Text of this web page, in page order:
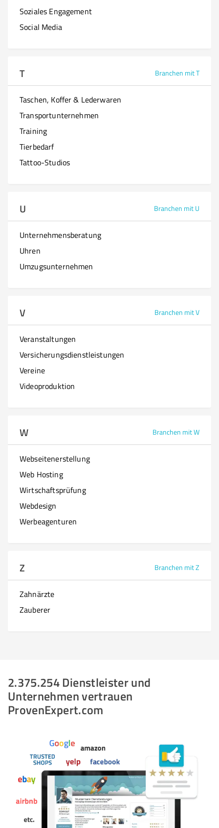
Soziales Engagement
Social Media
T Branchen mit T
Taschen, Koffer & Lederwaren
Transportunternehmen
Training
Tierbedarf
Tattoo-Studios
U Branchen mit U
Unternehmensberatung
Uhren
Umzugsunternehmen
V Branchen mit V
Veranstaltungen
Versicherungsdienstleistungen
Vereine
Videoproduktion
W Branchen mit W
Webseitenerstellung
Web Hosting
Wirtschaftsprüfung
Webdesign
Werbeagenturen
Z Branchen mit Z
Zahnärzte
Zauberer
2.375.254 Dienstleister und
Unternehmen vertrauen
ProvenExpert.com